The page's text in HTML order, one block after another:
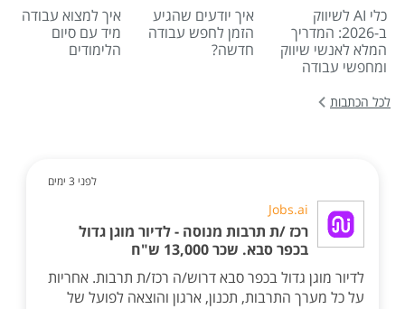
כלי AI לשיווק
ב-2026: המדריך
המלא לאנשי שיווק
ומחפשי עבודה
איך יודעים שהגיע
הזמן לחפש עבודה
חדשה?
איך למצוא עבודה
מיד עם סיום
הלימודים
לכל הכתבות
לפני 3 ימים
Jobs.ai
רכז /ת תרבות מנוסה - לדיור מוגן גדול
בכפר סבא. שכר 13,000 ש"ח
לדיור מוגן גדול בכפר סבא דרוש/ה רכז/ת תרבות. אחריות
על כל מערך התרבות, תכנון, ארגון והוצאה לפועל של